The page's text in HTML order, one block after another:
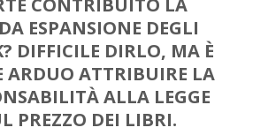
ESPANSIONE DEGLI
? DIFFICILE DIRLO, MA È
ARDUO ATTRIBUIRE LA
ALLA LEGGE
PREZZO DEI LIBRI.